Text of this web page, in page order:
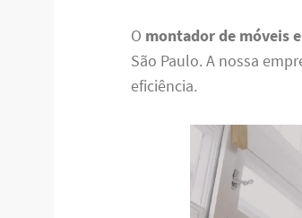
O montador de móveis
São Paulo. A nossa
eficiência.